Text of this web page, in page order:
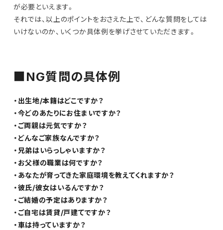
が必要といえます。
それでは、以上のポイントをおさえた上で、どんな質問をしては
いけないのか、いくつか具体例を挙げさせていただきます。
■NG質問の具体例
・出生地/本籍はどこですか？
・今どのあたりにお住まいですか？
・ご両親は元気ですか？
・どんなご家族なんですか？
・兄弟はいらっしゃいますか？
・お父様の職業は何ですか？
・あなたが育ってきた家庭環境を教えてくれますか？
・彼氏/彼女はいるんですか？
・ご結婚の予定はありますか？
・ご自宅は賃貸/戸建てですか？
・車は持っていますか？